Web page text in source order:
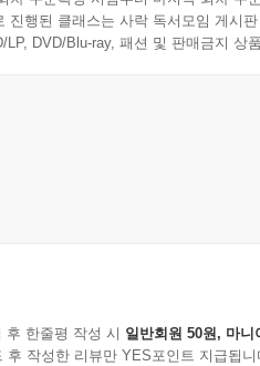
진행된 클래스는 사락 독서모임 게시
LP, DVD/Blu-ray, 패션 및 판매금지 상
후 한줄평 작성 시 일반회원 50원, 마니
후 작성한 리뷰만 YES포인트 지급됩니